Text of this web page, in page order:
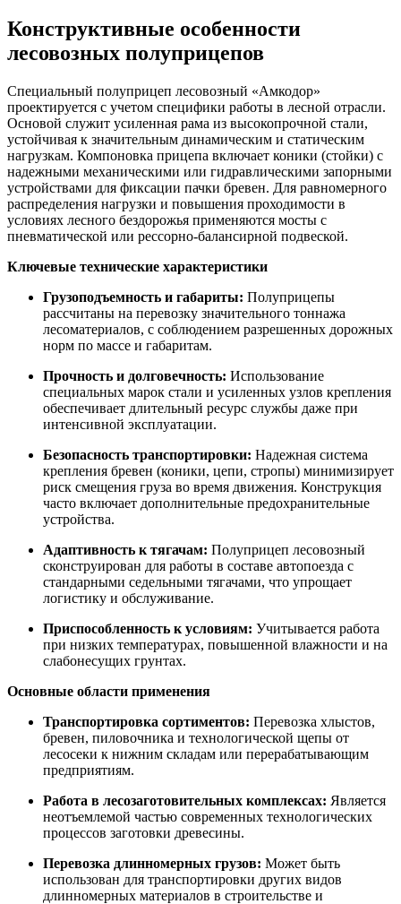
Конструктивные особенности
лесовозных полуприцепов
Специальный полуприцеп лесовозный «Амкодор»
проектируется с учетом специфики работы в лесной отрасли.
Основой служит усиленная рама из высокопрочной стали,
устойчивая к значительным динамическим и статическим
нагрузкам. Компоновка прицепа включает коники (стойки) с
надежными механическими или гидравлическими запорными
устройствами для фиксации пачки бревен. Для равномерного
распределения нагрузки и повышения проходимости в
условиях лесного бездорожья применяются мосты с
пневматической или рессорно-балансирной подвеской.
Ключевые технические характеристики
Грузоподъемность и габариты: Полуприцепы
рассчитаны на перевозку значительного тоннажа
лесоматериалов, с соблюдением разрешенных дорожных
норм по массе и габаритам.
Прочность и долговечность: Использование
специальных марок стали и усиленных узлов крепления
обеспечивает длительный ресурс службы даже при
интенсивной эксплуатации.
Безопасность транспортировки: Надежная система
крепления бревен (коники, цепи, стропы) минимизирует
риск смещения груза во время движения. Конструкция
часто включает дополнительные предохранительные
устройства.
Адаптивность к тягачам: Полуприцеп лесовозный
сконструирован для работы в составе автопоезда с
стандарными седельными тягачами, что упрощает
логистику и обслуживание.
Приспособленность к условиям: Учитывается работа
при низких температурах, повышенной влажности и на
слабонесущих грунтах.
Основные области применения
Транспортировка сортиментов: Перевозка хлыстов,
бревен, пиловочника и технологической щепы от
лесосеки к нижним складам или перерабатывающим
предприятиям.
Работа в лесозаготовительных комплексах: Является
неотъемлемой частью современных технологических
процессов заготовки древесины.
Перевозка длинномерных грузов: Может быть
использован для транспортировки других видов
длинномерных материалов в строительстве и